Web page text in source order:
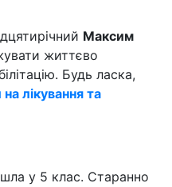
Максим
життєво
Будь ласка,
лікування та
у 5 клас. Старанно